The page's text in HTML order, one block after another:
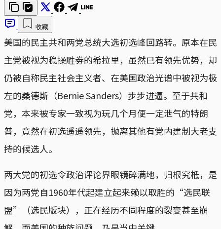
收藏
美国的民主共和两党总统大选初选峰回路转。原本在民
主党被视为稳操胜劵的希拉里，虽然已有领先优势，却
仍被自称民主社会主义者、在美国政治光谱中被视为极
左的桑德斯（Bernie Sanders）步步进逼。至于共和
党，本来被专家一致视为玩几个月便一定泄气的特朗
普，竟然在初选遥遥领先，抛离其他有党内建制大老支
持的候选人。
两大党的初选令政治评论界眼镜碎满地，归根究柢，是
因为两党自1960年代起建立起来赖以取胜的“选民联
盟”（选民版块），正在经历不同程度的裂变甚至崩